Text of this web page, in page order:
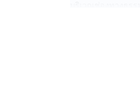
กลุ่มบุคคลดังกล่าว